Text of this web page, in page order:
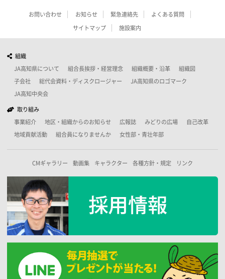
お問い合わせ お知らせ 緊急連絡先 よくある質問
サイトマップ 施設案内
組織
JA高知県について 組合長挨拶・経営理念 組織概要・沿革 組織図
子会社 総代会資料・ディスクロージャー JA高知県のロゴマーク
JA高知中央会
取り組み
事業紹介 地区・組織からのお知らせ 広報誌 みどりの広場 自己改革
地域貢献活動 組合員になりませんか 女性部・青壮年部
CMギャラリー 動画集 キャラクター 各種方針・規定 リンク